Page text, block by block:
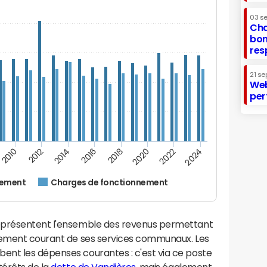
Charges de fonctionnement
2010 2012 2014 2016 2018 2020 2022 2024
l'ensemble des revenus permettant
courant de ses services communaux. Les
les dépenses courantes : c'est via ce poste
03
21